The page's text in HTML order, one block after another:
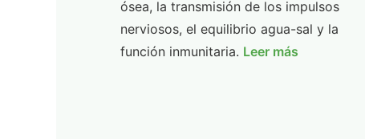
ósea, la transmisión de los impulsos
nerviosos, el equilibrio agua-sal y la
función inmunitaria. Leer más